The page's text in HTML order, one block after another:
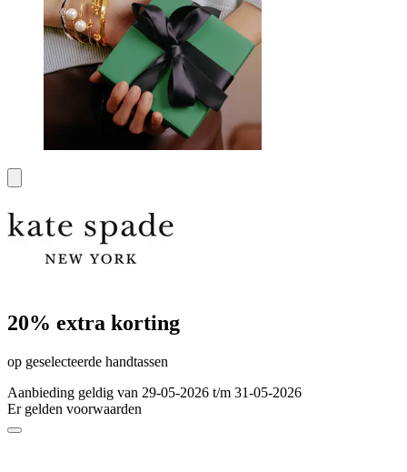
20% extra korting
op geselecteerde handtassen
Aanbieding geldig van 29-05-2026 t/m 31-05-2026
Er gelden voorwaarden